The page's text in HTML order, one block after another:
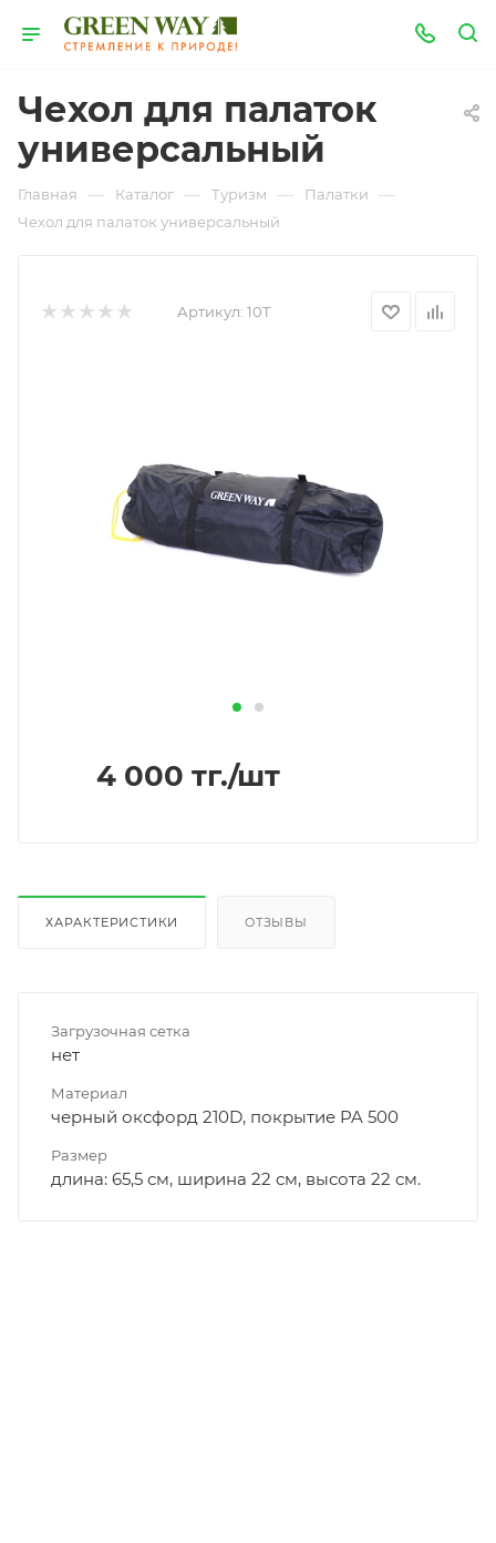
Чехол для палаток
универсальный
Главная — Каталог — Туризм — Палатки —
Чехол для палаток универсальный
Артикул: 10T
4 000 тг./шт
ХАРАКТЕРИСТИКИ ОТЗЫВЫ
Загрузочная сетка
нет
Материал
черный оксфорд 210D, покрытие PA 500
Размер
длина: 65,5 см, ширина 22 см, высота 22 см.